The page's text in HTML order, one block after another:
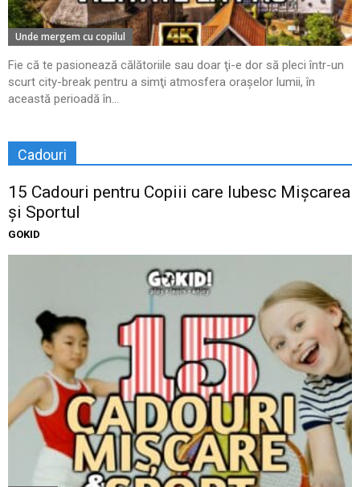
Unde mergem cu copilul
Fie că te pasionează călătoriile sau doar ţi-e dor să pleci într-un
scurt city-break pentru a simţi atmosfera oraşelor lumii, în
această perioadă în...
Cadouri
15 Cadouri pentru Copiii care Iubesc Mișcarea
și Sportul
GOKID